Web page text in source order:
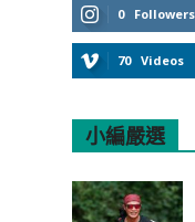
0 Followers
70 Videos
小編嚴選